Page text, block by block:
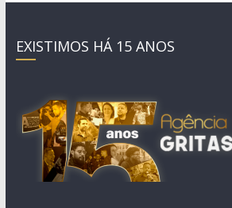
EXISTIMOS HÁ 15 ANOS